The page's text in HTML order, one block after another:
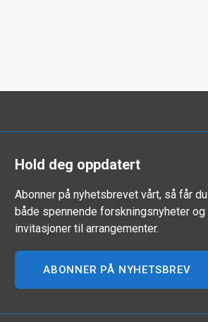
Hold deg oppdatert
Abonner på nyhetsbrevet vårt, så får du
både spennende forskningsnyheter og
invitasjoner til arrangementer.
ABONNER PÅ NYHETSBREV